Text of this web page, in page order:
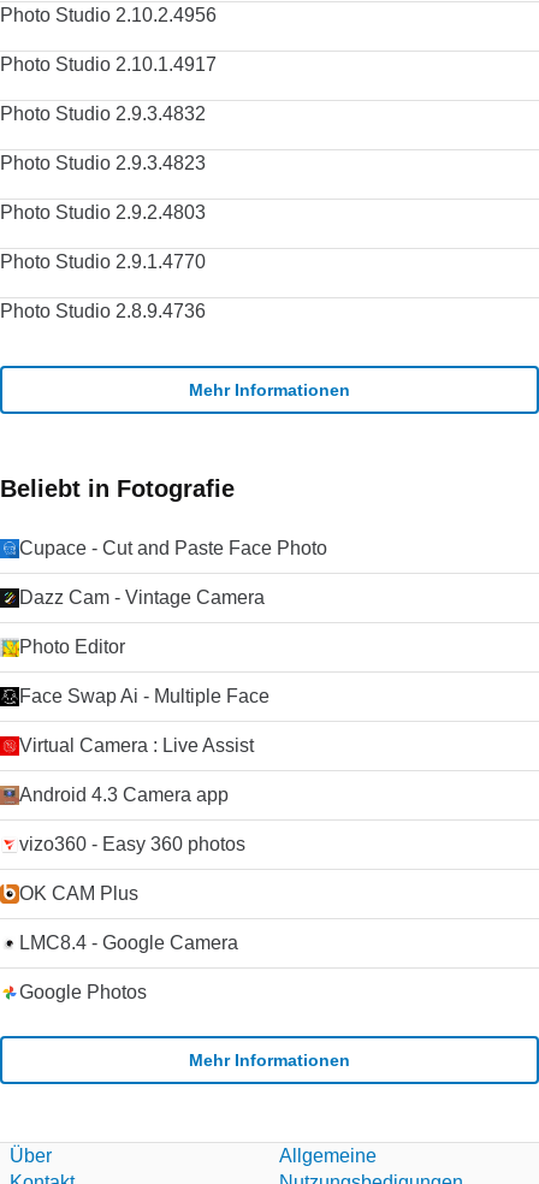
Photo Studio 2.10.2.4956
Photo Studio 2.10.1.4917
Photo Studio 2.9.3.4832
Photo Studio 2.9.3.4823
Photo Studio 2.9.2.4803
Photo Studio 2.9.1.4770
Photo Studio 2.8.9.4736
Mehr Informationen
Beliebt in Fotografie
Cupace - Cut and Paste Face Photo
Dazz Cam - Vintage Camera
Photo Editor
Face Swap Ai - Multiple Face
Virtual Camera : Live Assist
Android 4.3 Camera app
vizo360 - Easy 360 photos
OK CAM Plus
LMC8.4 - Google Camera
Google Photos
Mehr Informationen
Über
Allgemeine